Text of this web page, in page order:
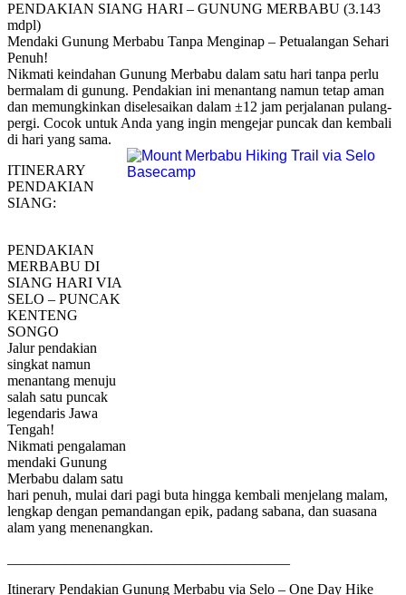
PENDAKIAN SIANG HARI – GUNUNG MERBABU (3.143
mdpl)
Mendaki Gunung Merbabu Tanpa Menginap – Petualangan Sehari
Penuh!
Nikmati keindahan Gunung Merbabu dalam satu hari tanpa perlu
bermalam di gunung. Pendakian ini menantang namun tetap aman
dan memungkinkan diselesaikan dalam ±12 jam perjalanan pulang-
pergi. Cocok untuk Anda yang ingin mengejar puncak dan kembali
di hari yang sama.
ITINERARY
PENDAKIAN
SIANG:
PENDAKIAN
MERBABU DI
SIANG HARI VIA
SELO – PUNCAK
KENTENG
SONGO
Jalur pendakian
singkat namun
menantang menuju
salah satu puncak
legendaris Jawa
Tengah!
Nikmati pengalaman
mendaki Gunung
Merbabu dalam satu
hari penuh, mulai dari pagi buta hingga kembali menjelang malam,
lengkap dengan pemandangan epik, padang sabana, dan suasana
alam yang menenangkan.
Itinerary Pendakian Gunung Merbabu via Selo – One Day Hike